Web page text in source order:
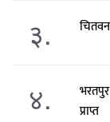
३.
४.
प्राप्त